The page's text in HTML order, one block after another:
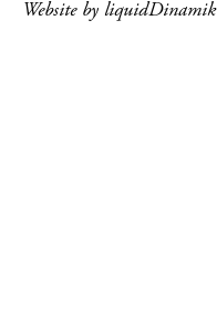
Website by liquidDinamik